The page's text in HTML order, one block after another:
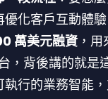
化客戶互動體
萬美元融資，用
，背後講的就是
行的業務智能